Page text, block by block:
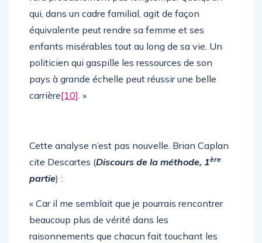
qui, dans un cadre familial, agit de façon
équivalente peut rendre sa femme et ses
enfants misérables tout au long de sa vie. Un
politicien qui gaspille les ressources de son
pays à grande échelle peut réussir une belle
carrière[10]. »
Cette analyse n’est pas nouvelle. Brian Caplan
cite Descartes (Discours de la méthode, 1ère
partie) :
« Car il me semblait que je pourrais rencontrer
beaucoup plus de vérité dans les
raisonnements que chacun fait touchant les